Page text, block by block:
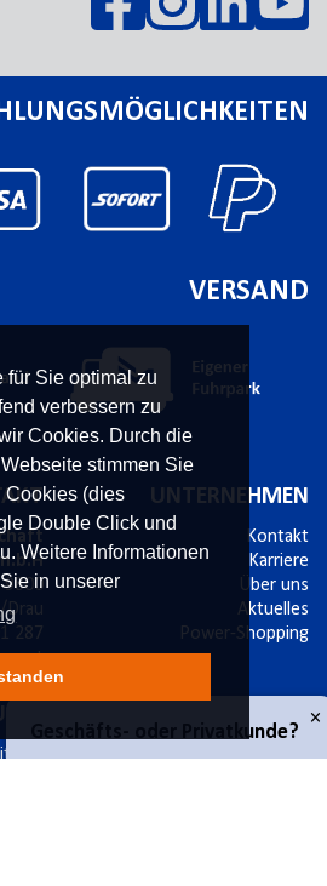
für Sie optimal zu
verbessern zu
Cookies. Durch die
stimmen Sie
Cookies (dies
Double Click und
Weitere Informationen
in unserer
VERSAND
9800
Drau
287
UNTERNEHMEN
Kontakt
Karriere
Über uns
Aktuelles
Power-Shopping
SSL
Bestellablauf
×
Geschäfts- oder Privatkunde?